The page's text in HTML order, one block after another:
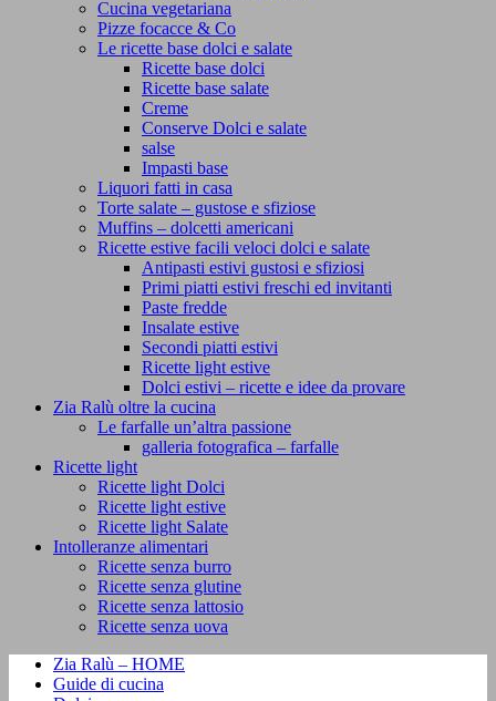
Cucina vegetariana
Pizze focacce & Co
Le ricette base dolci e salate
Ricette base dolci
Ricette base salate
Creme
Conserve Dolci e salate
salse
Impasti base
Liquori fatti in casa
Torte salate – gustose e sfiziose
Muffins – dolcetti americani
Ricette estive facili veloci dolci e salate
Antipasti estivi gustosi e sfiziosi
Primi piatti estivi freschi ed invitanti
Paste fredde
Insalate estive
Secondi piatti estivi
Ricette light estive
Dolci estivi – ricette e idee da provare
Zia Ralù oltre la cucina
Le farfalle un’altra passione
galleria fotografica – farfalle
Ricette light
Ricette light Dolci
Ricette light estive
Ricette light Salate
Intolleranze alimentari
Ricette senza burro
Ricette senza glutine
Ricette senza lattosio
Ricette senza uova
Zia Ralù – HOME
Guide di cucina